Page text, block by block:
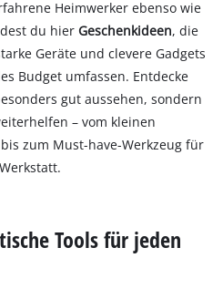
Heimwerker ebenso wie
du hier Geschenkideen, die
Geräte und clevere Gadgets
Budget umfassen. Entdecke
gut aussehen, sondern
– vom kleinen
zum Must-have-Werkzeug für
Tools für jeden